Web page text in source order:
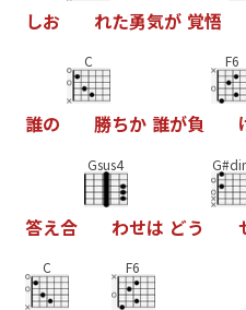
しお れた勇気が 覚悟
誰の
C
勝ちか 誰が負
F6
答え合
Gsus4
わせは どう
C F6